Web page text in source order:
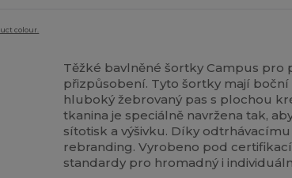
colour.
Těžké bavlněné šortky Campus
přizpůsobení. Tyto šortky mají
hluboký žebrovaný pas s plochou
tkanina je speciálně navržena tak,
sítotisk a výšivku. Díky
rebranding. Vyrobeno pod
standardy pro hromadný i